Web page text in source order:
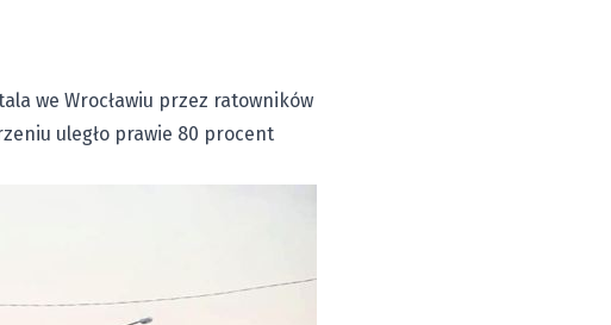
we Wrocławiu przez ratowników
uległo prawie 80 procent